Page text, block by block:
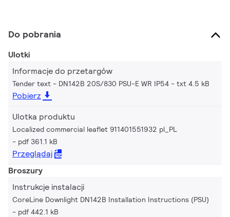
Do pobrania
Ulotki
Informacje do przetargów
Tender text - DN142B 20S/830 PSU-E WR IP54 txt 4.5 kB
Pobierz
Ulotka produktu
Localized commercial leaflet 911401551932 pl_PL
pdf 361.1 kB
Przeglądaj
Broszury
Instrukcje instalacji
CoreLine Downlight DN142B Installation Instructions (PSU)
pdf 442.1 kB